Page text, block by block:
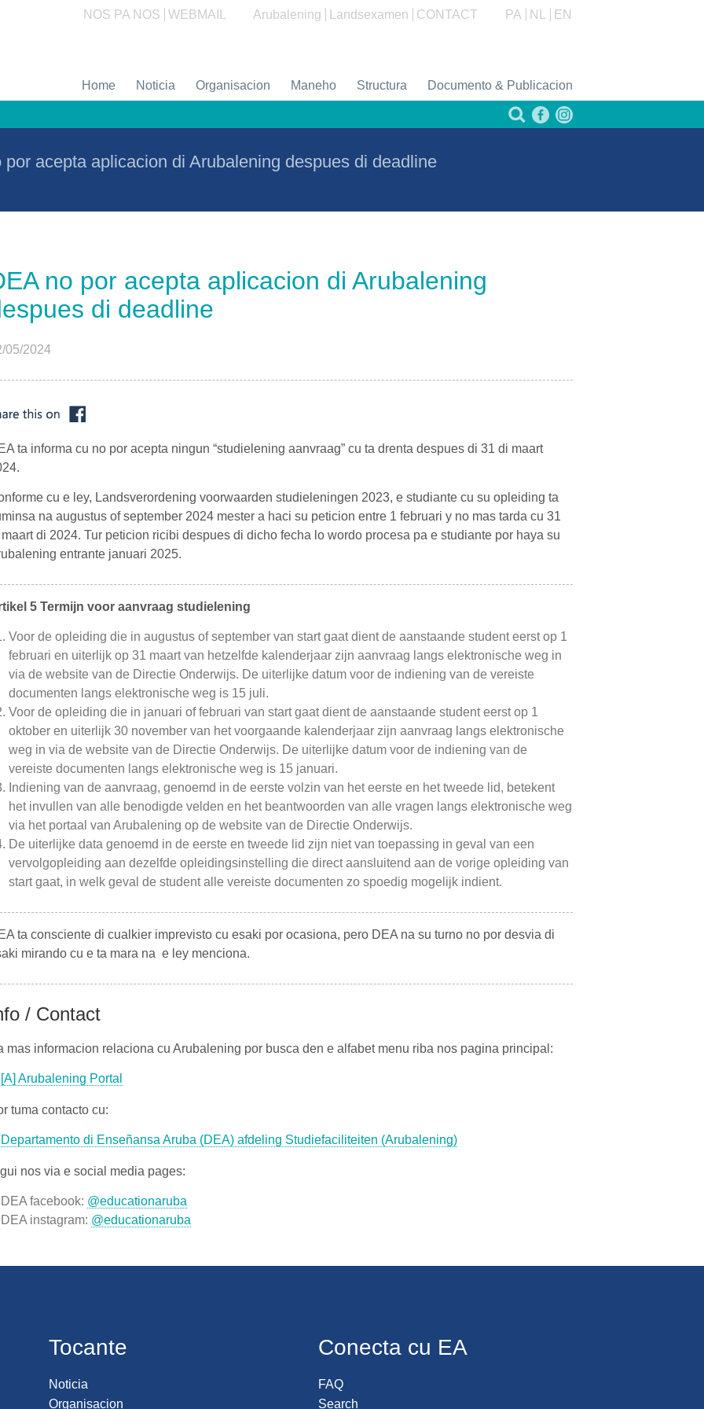
NOS PA NOS WEBMAIL Arubalening Landsexamen CONTACT PA NL EN
Home Noticia Organisacion Maneho Structura Documento & Publicacion
por acepta aplicacion di Arubalening despues di deadline
no por acepta aplicacion di Arubalening
di deadline
05/2024
ta informa cu no por acepta ningun “studielening aanvraag” cu ta drenta despues di 31 di maart
cu e ley, Landsverordening voorwaarden studieleningen 2023, e studiante cu su opleiding ta
na augustus of september 2024 mester a haci su peticion entre 1 februari y no mas tarda cu 31
di 2024. Tur peticion ricibi despues di dicho fecha lo wordo procesa pa e studiante por haya su
entrante januari 2025.
5 Termijn voor aanvraag studielening
Voor de opleiding die in augustus of september van start gaat dient de aanstaande student eerst op 1
februari en uiterlijk op 31 maart van hetzelfde kalenderjaar zijn aanvraag langs elektronische weg in
via de website van de Directie Onderwijs. De uiterlijke datum voor de indiening van de vereiste
documenten langs elektronische weg is 15 juli.
Voor de opleiding die in januari of februari van start gaat dient de aanstaande student eerst op 1
oktober en uiterlijk 30 november van het voorgaande kalenderjaar zijn aanvraag langs elektronische
weg in via de website van de Directie Onderwijs. De uiterlijke datum voor de indiening van de
vereiste documenten langs elektronische weg is 15 januari.
Indiening van de aanvraag, genoemd in de eerste volzin van het eerste en het tweede lid, betekent
het invullen van alle benodigde velden en het beantwoorden van alle vragen langs elektronische weg
via het portaal van Arubalening op de website van de Directie Onderwijs.
De uiterlijke data genoemd in de eerste en tweede lid zijn niet van toepassing in geval van een
vervolgopleiding aan dezelfde opleidingsinstelling die direct aansluitend aan de vorige opleiding van
start gaat, in welk geval de student alle vereiste documenten zo spoedig mogelijk indient.
ta consciente di cualkier imprevisto cu esaki por ocasiona, pero DEA na su turno no por desvia di
mirando cu e ta mara na e ley menciona.
/ Contact
mas informacion relaciona cu Arubalening por busca den e alfabet menu riba nos pagina principal:
[A] Arubalening Portal
tuma contacto cu:
Departamento di Enseñansa Aruba (DEA) afdeling Studiefaciliteiten (Arubalening)
nos via e social media pages:
DEA facebook: @educationaruba
DEA instagram: @educationaruba
Tocante
Noticia
Organisacion
Conecta cu EA
FAQ
Search